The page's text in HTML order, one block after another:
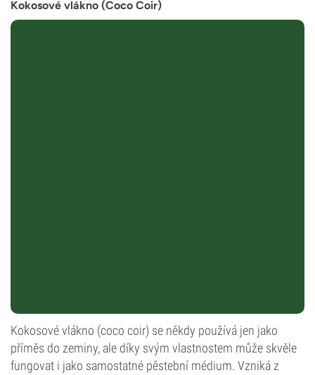
Kokosové vlákno (Coco Coir)
Kokosové vlákno (coco coir) se někdy používá jen jako
příměs do zeminy, ale díky svým vlastnostem může skvěle
fungovat i jako samostatné pěstební médium. Vzniká z